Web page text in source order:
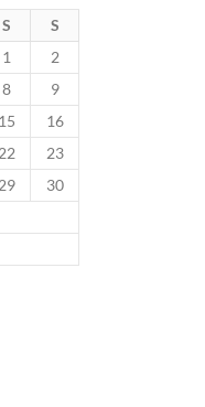
S S
1
2
8
9
15
16
22
23
29
30